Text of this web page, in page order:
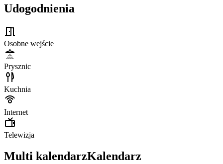
Udogodnienia
Osobne wejście
Prysznic
Kuchnia
Internet
Telewizja
Multi kalendarzKalendarz